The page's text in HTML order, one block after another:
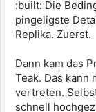
:built: Die
pingeligste
Replika. Zuerst.
Dann kam das
Teak. Das kann
vertreten.
schnell